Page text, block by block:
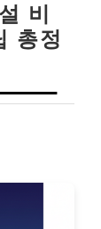
비
총정